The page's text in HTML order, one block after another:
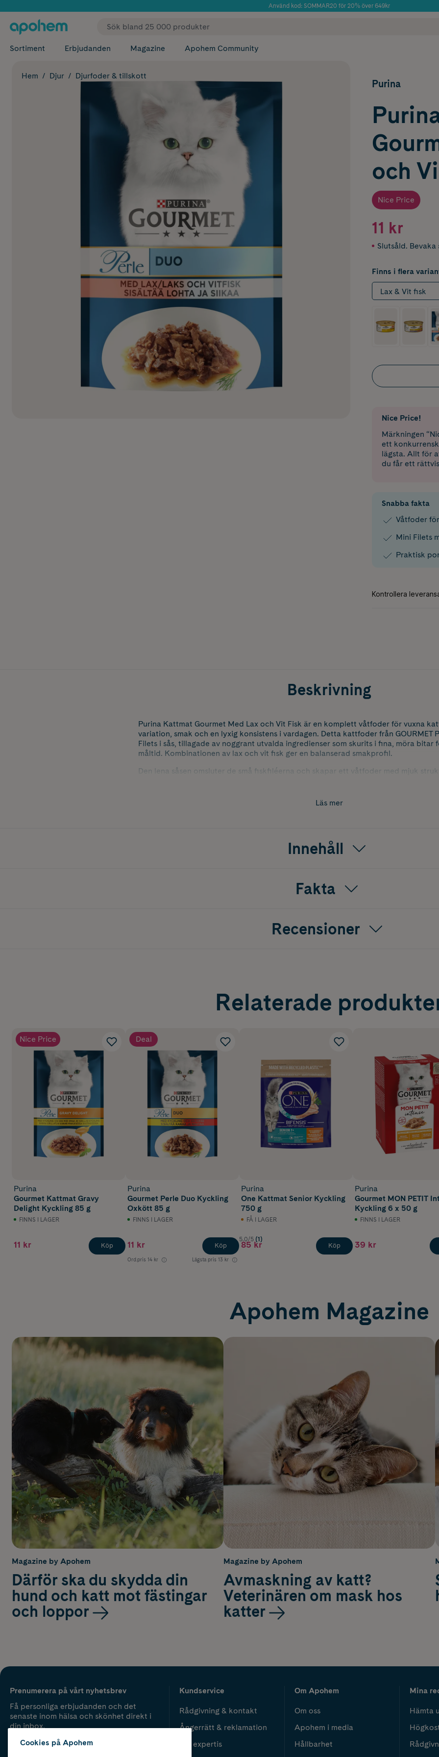
Använd kod: SOMMAR20 för 20% över 649kr
✓ Fri frakt
Sortiment Erbjudanden Magazine Apohem Community
Hem Djur Djurfoder & tillskott
Purina
och
Nice Price
11 kr
Slutsåld.
Finns i flera
Lax & Vit fisk
Nice Price!
Märkningen
ett
lägsta. Allt för
du får ett
Snabba fakta
Våtfoder
Mini Filets
Praktisk
Beskrivning
Purina Kattmat Gourmet Med Lax och Vit Fisk är en komplett våtfoder för vuxna
variation, smak och en lyxig konsistens i vardagen. Detta kattfoder från GOURMET
Filets i sås, tillagade av noggrant utvalda ingredienser som skurits i fina, möra bitar
måltid. Kombinationen av lax och vit fisk ger en balanserad smakprofil.
Den lena såsen omsluter de små fiskfiléerna och skapar ett våtfoder med mjuk
Läs mer
Innehåll
Fakta
Recensioner
Relaterade
Nice Price
Purina
Gourmet Kattmat Gravy
Delight Kyckling 85 g
FINNS I LAGER
11 kr Köp
Deal
Purina
Gourmet Perle Duo Kyckling
Oxkött 85 g
FINNS I LAGER
11 kr
Ord.pris 14 kr Lägsta pris 13 kr
Köp
Purina
One Kattmat Senior Kyckling
750 g
FÅ I LAGER
5.0/5 (1)
85 kr Köp
Purina
Gourmet MON PETIT
Kyckling 6 x 50 g
FINNS I LAGER
39 kr
Apohem Magazine
Magazine by Apohem
Därför ska du skydda din
hund och katt mot fästingar
och loppor
Magazine by Apohem
Avmaskning av katt?
Veterinären om mask hos
katter
Prenumerera på vårt nyhetsbrev
Få personliga erbjudanden och det
senaste inom hälsa och skönhet direkt i
din inbox.
Kundservice
Rådgivning & kontakt
Ångerrätt & reklamation
Vår expertis
Om Apohem
Om oss
Apohem i media
Hållbarhet
Mina
Hämta
Cookies på Apohem